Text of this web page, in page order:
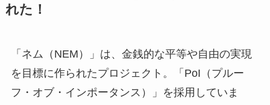
れた！
「ネム（NEM）」は、金銭的な平等や自由の実現
を目標に作られたプロジェクト。「PoI（プルー
フ・オブ・インポータンス）」を採用していま